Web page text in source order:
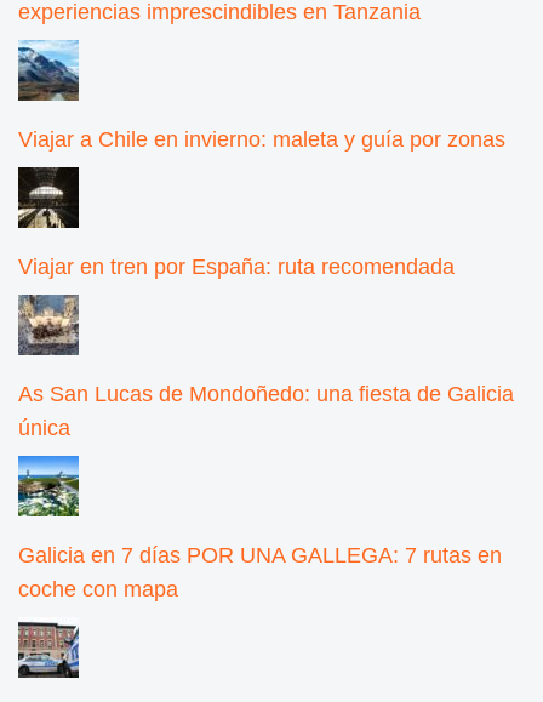
experiencias imprescindibles en Tanzania
Viajar a Chile en invierno: maleta y guía por zonas
Viajar en tren por España: ruta recomendada
As San Lucas de Mondoñedo: una fiesta de Galicia
única
Galicia en 7 días POR UNA GALLEGA: 7 rutas en
coche con mapa